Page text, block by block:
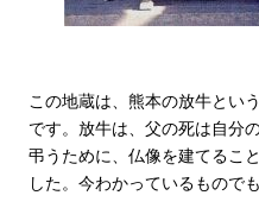
この地蔵は、熊本の放牛とい
です。放牛は、父の死は自分
弔うために、仏像を建てるこ
した。今わかっているもので